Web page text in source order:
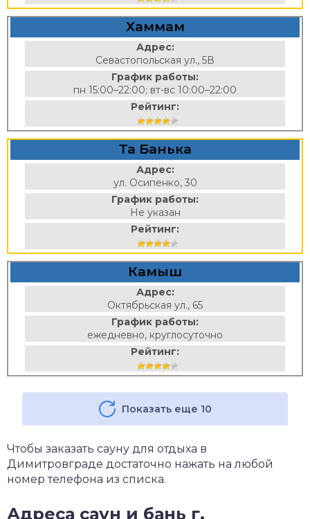
Хаммам
Адрес:
Севастопольская ул., 5В
График работы:
пн 15:00–22:00; вт-вс 10:00–22:00
Рейтинг:
Та Банька
Адрес:
ул. Осипенко, 30
График работы:
Не указан
Рейтинг:
Камыш
Адрес:
Октябрьская ул., 65
График работы:
ежедневно, круглосуточно
Рейтинг:
Показать еще 10
Чтобы заказать сауну для отдыха в
Димитровграде достаточно нажать на любой
номер телефона из списка.
Адреса саун и бань г.